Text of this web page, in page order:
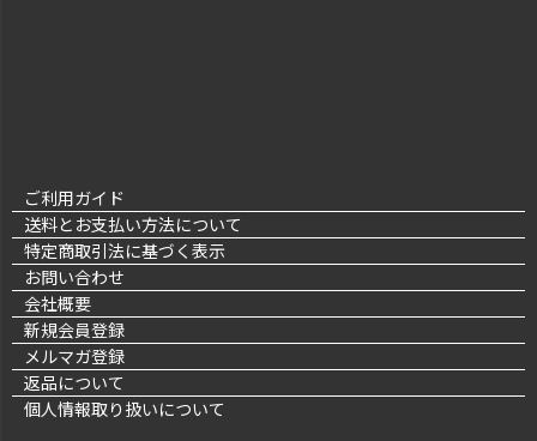
ご利用ガイド
送料とお支払い方法について
特定商取引法に基づく表示
お問い合わせ
会社概要
新規会員登録
メルマガ登録
返品について
個人情報取り扱いについて